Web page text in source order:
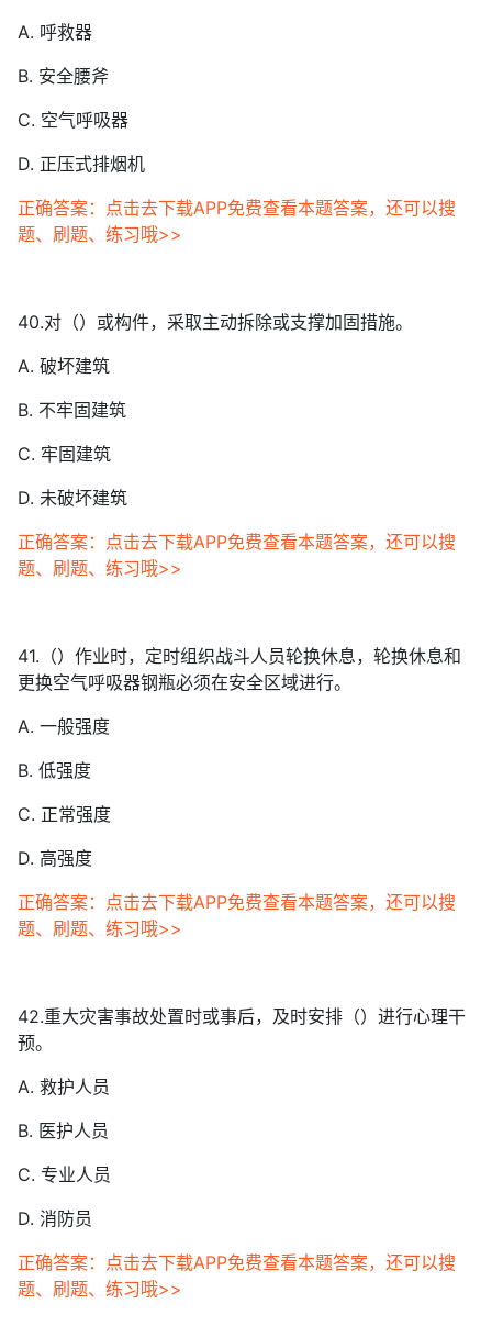
A. 呼救器
B. 安全腰斧
C. 空气呼吸器
D. 正压式排烟机
正确答案：点击去下载APP免费查看本题答案，还可以搜
题、刷题、练习哦>>
40.对（）或构件，采取主动拆除或支撑加固措施。
A. 破坏建筑
B. 不牢固建筑
C. 牢固建筑
D. 未破坏建筑
正确答案：点击去下载APP免费查看本题答案，还可以搜
题、刷题、练习哦>>
41.（）作业时，定时组织战斗人员轮换休息，轮换休息和
更换空气呼吸器钢瓶必须在安全区域进行。
A. 一般强度
B. 低强度
C. 正常强度
D. 高强度
正确答案：点击去下载APP免费查看本题答案，还可以搜
题、刷题、练习哦>>
42.重大灾害事故处置时或事后，及时安排（）进行心理干
预。
A. 救护人员
B. 医护人员
C. 专业人员
D. 消防员
正确答案：点击去下载APP免费查看本题答案，还可以搜
题、刷题、练习哦>>